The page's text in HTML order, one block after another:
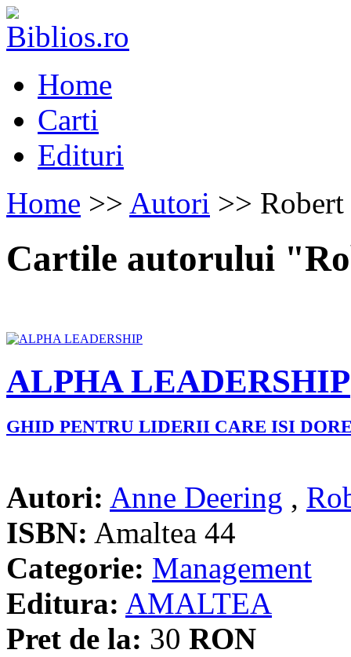
Home
Carti
Edituri
Home >> Autori >>
Cartile autorului
ALPHA LEADERSHIP
GHID PENTRU LIDERII CARE ISI
Autori: Anne Deering ,
ISBN: Amaltea 44
Categorie: Management
Editura: AMALTEA
Pret de la: 30 RON